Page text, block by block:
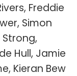
Freddie
Simon
Strong,
Hull, Jamie
Kieran Bew